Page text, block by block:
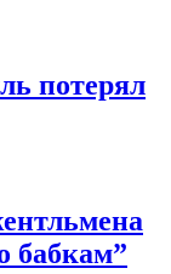
потерял
бабкам”